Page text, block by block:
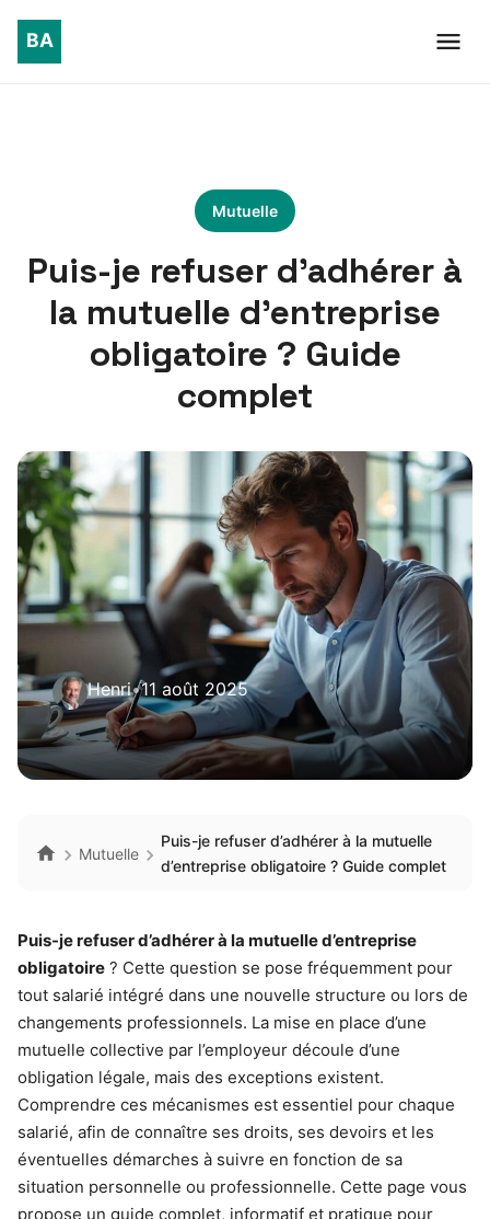
Mutuelle
Puis-je refuser d’adhérer à
la mutuelle d’entreprise
obligatoire ? Guide
complet
Henri•11 août 2025
Mutuelle
Puis-je refuser d’adhérer à la mutuelle
d’entreprise obligatoire ? Guide complet
Puis-je refuser d’adhérer à la mutuelle d’entreprise
obligatoire ? Cette question se pose fréquemment pour
tout salarié intégré dans une nouvelle structure ou lors de
changements professionnels. La mise en place d’une
mutuelle collective par l’employeur découle d’une
obligation légale, mais des exceptions existent.
Comprendre ces mécanismes est essentiel pour chaque
salarié, afin de connaître ses droits, ses devoirs et les
éventuelles démarches à suivre en fonction de sa
situation personnelle ou professionnelle. Cette page vous
propose un guide complet, informatif et pratique pour